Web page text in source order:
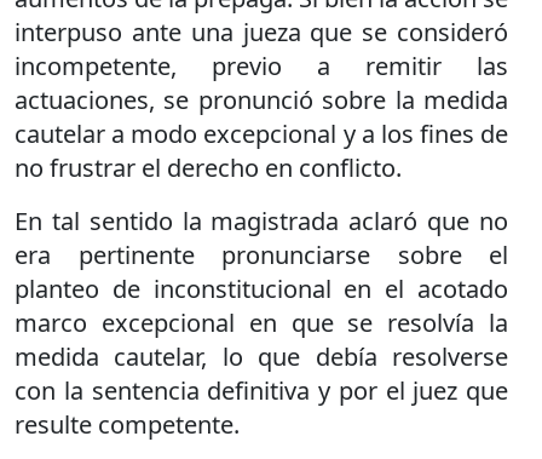
interpuso ante una jueza que se consideró
incompetente, previo a remitir las
actuaciones, se pronunció sobre la medida
cautelar a modo excepcional y a los fines de
no frustrar el derecho en conflicto.
En tal sentido la magistrada aclaró que no
era pertinente pronunciarse sobre el
planteo de inconstitucional en el acotado
marco excepcional en que se resolvía la
medida cautelar, lo que debía resolverse
con la sentencia definitiva y por el juez que
resulte competente.